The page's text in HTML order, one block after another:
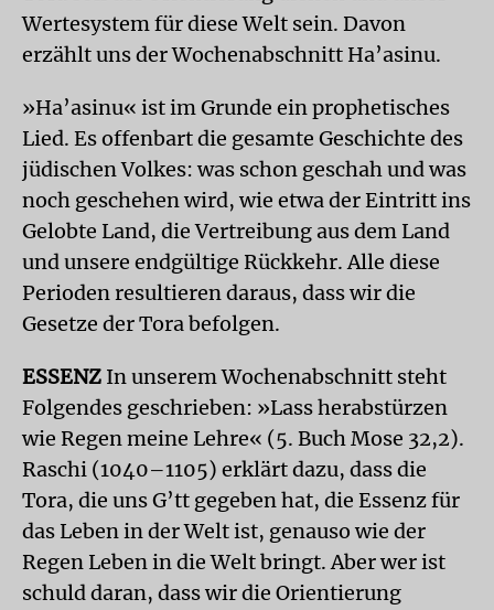
Wertesystem für diese Welt sein. Davon
erzählt uns der Wochenabschnitt Ha’asinu.
»Ha’asinu« ist im Grunde ein prophetisches
Lied. Es offenbart die gesamte Geschichte des
jüdischen Volkes: was schon geschah und was
noch geschehen wird, wie etwa der Eintritt ins
Gelobte Land, die Vertreibung aus dem Land
und unsere endgültige Rückkehr. Alle diese
Perioden resultieren daraus, dass wir die
Gesetze der Tora befolgen.
ESSENZ In unserem Wochenabschnitt steht
Folgendes geschrieben: »Lass herabstürzen
wie Regen meine Lehre« (5. Buch Mose 32,2).
Raschi (1040–1105) erklärt dazu, dass die
Tora, die uns G’tt gegeben hat, die Essenz für
das Leben in der Welt ist, genauso wie der
Regen Leben in die Welt bringt. Aber wer ist
schuld daran, dass wir die Orientierung